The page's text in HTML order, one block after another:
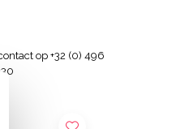
op +32 (0) 496